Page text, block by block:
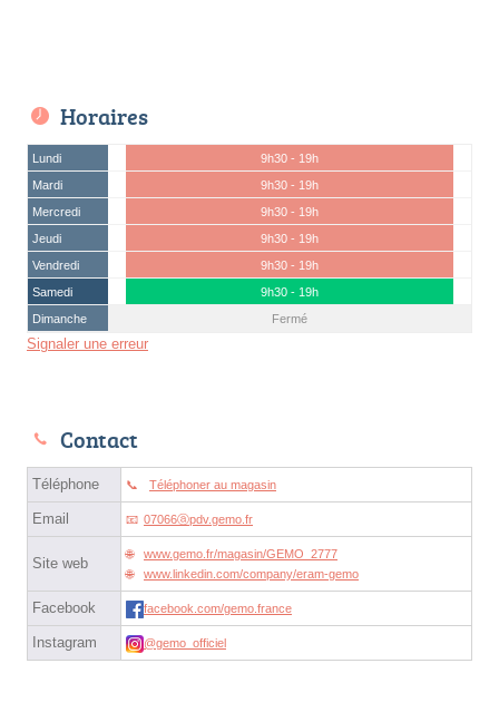
Horaires
Lundi
9h30 - 19h
Mardi
9h30 - 19h
Mercredi
9h30 - 19h
Jeudi
9h30 - 19h
Vendredi
9h30 - 19h
Samedi
9h30 - 19h
Dimanche
Fermé
Signaler une erreur
Contact
Téléphone Téléphoner au magasin
Email 07066ⓐpdv.gemo.fr
Site web
www.gemo.fr/magasin/GEMO_2777
www.linkedin.com/company/eram-gemo
Facebook facebook.com/gemo.france
Instagram @gemo_officiel